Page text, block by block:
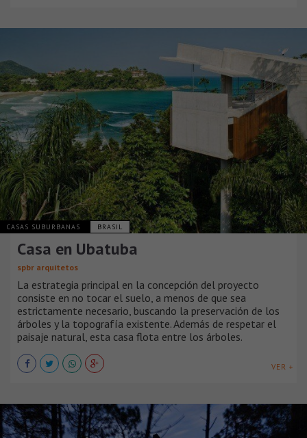
CASAS SUBURBANAS BRASIL
Casa en Ubatuba
spbr arquitetos
La estrategia principal en la concepción del proyecto
consiste en no tocar el suelo, a menos de que sea
estrictamente necesario, buscando la preservación de los
árboles y la topografía existente. Además de respetar el
paisaje natural, esta casa flota entre los árboles.
VER +